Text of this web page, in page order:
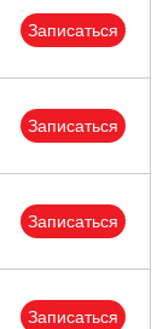
Записаться
Записаться
Записаться
Записаться